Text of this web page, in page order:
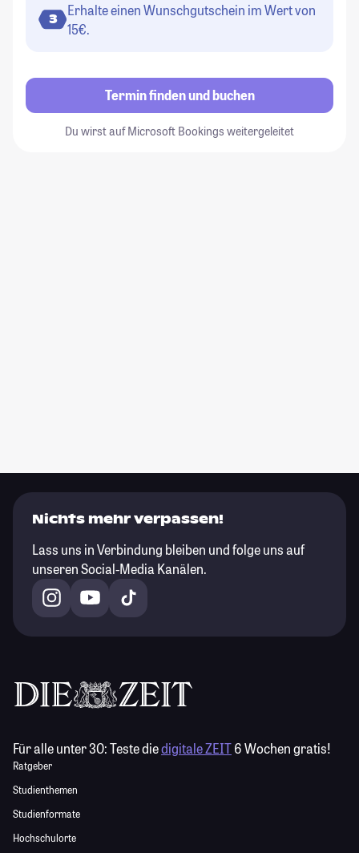
3
Erhalte einen Wunschgutschein im Wert von
15€.
Termin finden und buchen
Du wirst auf Microsoft Bookings weitergeleitet
Nichts mehr verpassen!
Lass uns in Verbindung bleiben und folge uns auf
unseren Social-Media Kanälen.
Für alle unter 30:Teste diedigitale ZEIT6 Wochen gratis!
Ratgeber
Studienthemen
Studienformate
Hochschulorte